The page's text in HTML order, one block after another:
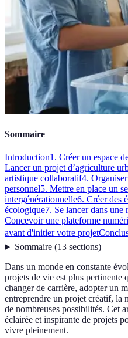
Sommaire
Introduction1. Créer un espace
Lancer un projet d’agriculture
artistique collaboratif4.
personnel5. Mettre en place un
intergénérationnelle6. Créer des
écologique7. Se lancer dans
Concevoir une plateforme
avant d'initier votre projet
Sommaire(13 sections)
Dans un monde en constante
projets de vie est plus pertinente
changer de carrière, adopter un
entreprendre un projet créatif,
de nombreuses possibilités. Cet
éclairée et inspirante de projets
vivre pleinement.